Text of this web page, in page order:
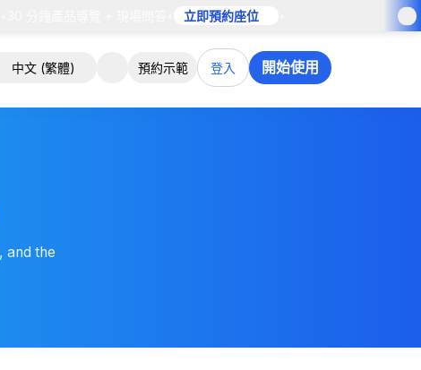
立即預約座位
中文 (繁體) 預約示範 登入 開始使用
and the